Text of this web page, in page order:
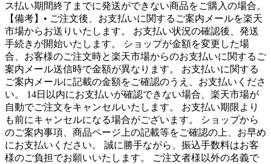
ス払い期間終了までに発送ができない商品をご購入の場合。
【備考】• ご注文後、お支払いに関するご案内メールを楽天
市場からお送りいたします。 お支払い状況の確認後、発送
手続きが開始いたします。 ショップが金額を変更した場
合、お客様のご注文時と楽天市場からのお支払いに関するご
案内メール送信時で金額が異なります。 お支払いに関する
ご案内メールに記載の金額をご確認のうえ、お支払いくださ
い。 14日以内にお支払いが確認できない場合、楽天市場が
自動でご注文をキャンセルいたします。 お支払い期限より
も前にキャンセルになる場合がございます。 ショップから
のご案内事項、商品ページ上の記載等をご確認の上、お早め
にお支払いください。 誠に勝手ながら、振込手数料はお客
様のご負担でお願いいたします。 ご注文者様以外の名義で